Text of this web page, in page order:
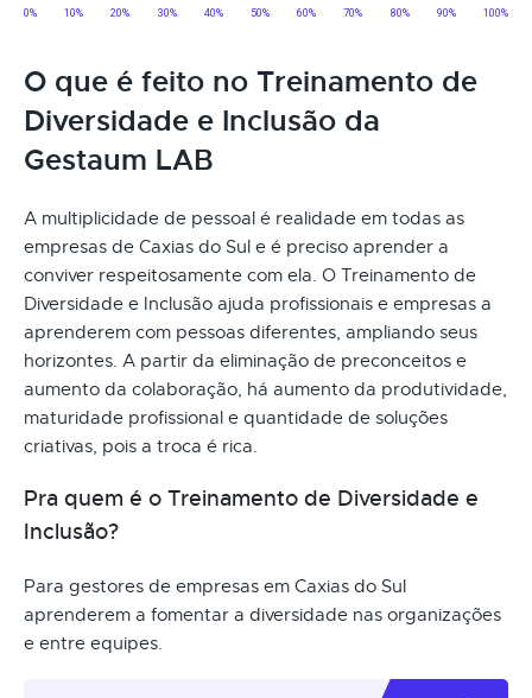
O que é feito no Treinamento de
Diversidade e Inclusão da
Gestaum LAB
A multiplicidade de pessoal é realidade em todas as
empresas de Caxias do Sul e é preciso aprender a
conviver respeitosamente com ela. O Treinamento de
Diversidade e Inclusão ajuda profissionais e empresas a
aprenderem com pessoas diferentes, ampliando seus
horizontes. A partir da eliminação de preconceitos e
aumento da colaboração, há aumento da produtividade,
maturidade profissional e quantidade de soluções
criativas, pois a troca é rica.
Pra quem é o Treinamento de Diversidade e
Inclusão?
Para gestores de empresas em Caxias do Sul
aprenderem a fomentar a diversidade nas organizações
e entre equipes.